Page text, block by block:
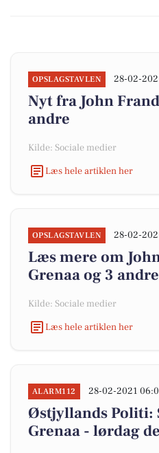
OPSLAGSTAVLEN 28-02-
Nyt fra John
andre
Kilde: Sociale medier
Læs hele artiklen her
OPSLAGSTAVLEN 28-02-
Læs mere om
Grenaa og 3 andre
Kilde: Sociale medier
Læs hele artiklen her
ALARM112 28-02-2021
Østjyllands Politi:
Grenaa - lørdag